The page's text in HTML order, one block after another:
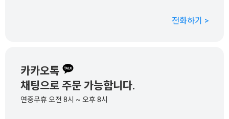
전화하기 >
카카오톡
채팅으로 주문 가능합니다.
연중무휴 오전 8시 ~ 오후 8시